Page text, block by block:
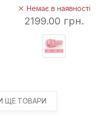
Немає в наявності
2199.00 грн.
ЩЕ ТОВАРИ